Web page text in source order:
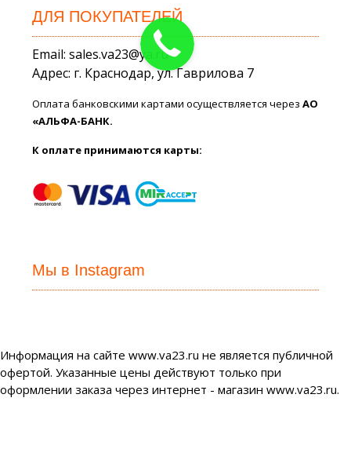
ДЛЯ ПОКУПАТЕЛЕЙ
Email: sales.va23@ya.ru
Адрес: г. Краснодар, ул. Гаврилова 7
Оплата банковскими картами осуществляется черезАО
«АЛЬФА-БАНК.
К оплате принимаются карты:
Мы в Instagram
Информация на сайте www.va23.ru не является публичной
офертой. Указанные цены действуют только при
оформлении заказа через интернет - магазин www.va23.ru.